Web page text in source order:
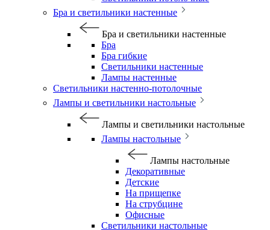
Бра и светильники настенные
Бра и светильники настенные
Бра
Бра гибкие
Светильники настенные
Лампы настенные
Светильники настенно-потолочные
Лампы и светильники настольные
Лампы и светильники настольные
Лампы настольные
Лампы настольные
Декоративные
Детские
На прищепке
На струбцине
Офисные
Светильники настольные